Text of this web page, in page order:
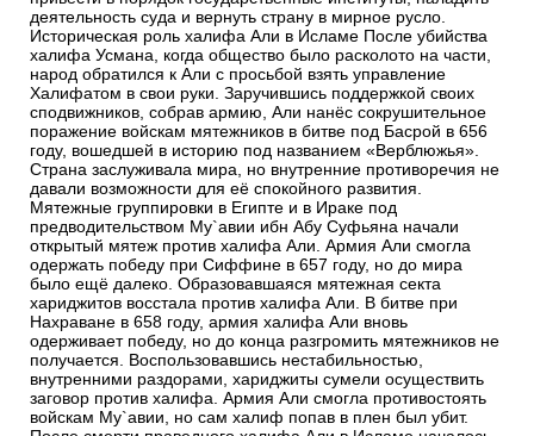
деятельность суда и вернуть страну в мирное русло.
Историческая роль халифа Али в Исламе После убийства
халифа Усмана, когда общество было расколото на части,
народ обратился к Али с просьбой взять управление
Халифатом в свои руки. Заручившись поддержкой своих
сподвижников, собрав армию, Али нанёс сокрушительное
поражение войскам мятежников в битве под Басрой в 656
году, вошедшей в историю под названием «Верблюжья».
Страна заслуживала мира, но внутренние противоречия не
давали возможности для её спокойного развития.
Мятежные группировки в Египте и в Ираке под
предводительством Му`авии ибн Абу Суфьяна начали
открытый мятеж против халифа Али. Армия Али смогла
одержать победу при Сиффине в 657 году, но до мира
было ещё далеко. Образовавшаяся мятежная секта
хариджитов восстала против халифа Али. В битве при
Нахраване в 658 году, армия халифа Али вновь
одерживает победу, но до конца разгромить мятежников не
получается. Воспользовавшись нестабильностью,
внутренними раздорами, хариджиты сумели осуществить
заговор против халифа. Армия Али смогла противостоять
войскам Му`авии, но сам халиф попав в плен был убит.